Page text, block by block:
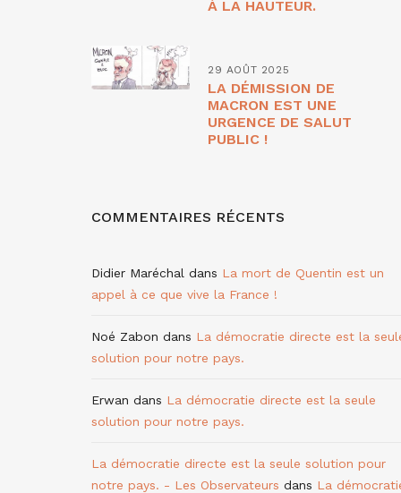
À LA HAUTEUR.
29 AOÛT 2025
LA DÉMISSION DE
MACRON EST UNE
URGENCE DE SALUT
PUBLIC !
COMMENTAIRES RÉCENTS
Didier Maréchal dans La mort de Quentin est un
appel à ce que vive la France !
Noé Zabon dans La démocratie directe est la
solution pour notre pays.
Erwan dans La démocratie directe est la seule
solution pour notre pays.
La démocratie directe est la seule solution pour
notre pays. - Les Observateurs dans La